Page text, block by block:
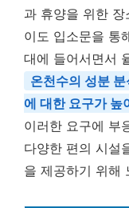
과 휴양을 위한
이도 입소문을 통
대에 들어서면서
온천수의 성분
에 대한 요구가 높
이러한 요구에 부
다양한 편의 시설
을 제공하기 위해